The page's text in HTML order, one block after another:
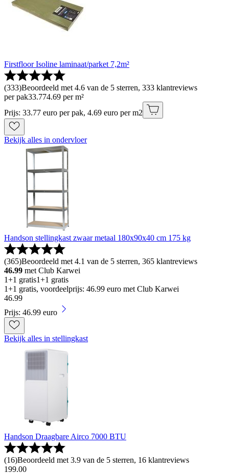
Firstfloor Isoline laminaat/parket 7,2m²
(333)Beoordeeld met 4.6 van de 5 sterren, 333 klantreviews
per pak33.774.69 per m²
Prijs: 33.77 euro per pak, 4.69 euro per m2
Bekijk alles in ondervloer
Handson stellingkast zwaar metaal 180x90x40 cm 175 kg
(365)Beoordeeld met 4.1 van de 5 sterren, 365 klantreviews
46.99 met Club Karwei
1+1 gratis1+1 gratis
1+1 gratis, voordeelprijs: 46.99 euro met Club Karwei
46.99
Prijs: 46.99 euro
Bekijk alles in stellingkast
Handson Draagbare Airco 7000 BTU
(16)Beoordeeld met 3.9 van de 5 sterren, 16 klantreviews
199.00